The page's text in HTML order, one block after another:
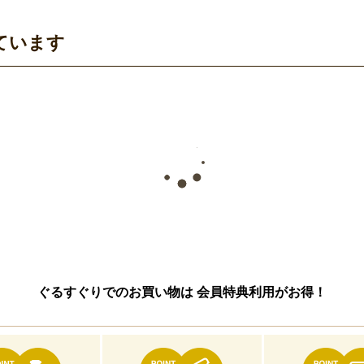
います
ぐるすぐりでのお買い物は 会員特典利用がお得！